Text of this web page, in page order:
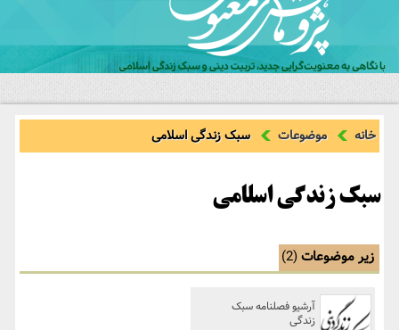
خانه موضوعات سبک زندگی اسلامی
سبک زندگی اسلامی
زیر موضوعات(2)
آرشیو فصلنامه سبک
زندگی